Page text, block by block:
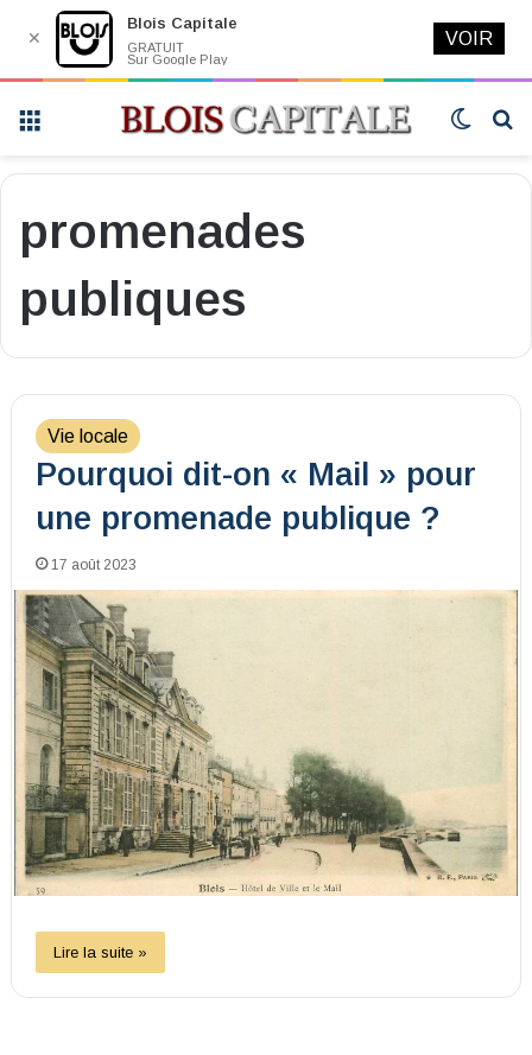
Switch
promenades
publiques
Vie locale
Pourquoi dit-on « Mail » pour
une promenade publique ?
17 août 2023
Lire la suite »
✕
Blois Capitale
GRATUIT
Sur Google Play
VOIR